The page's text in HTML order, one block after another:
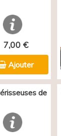
7,00 €
Ajouter
de